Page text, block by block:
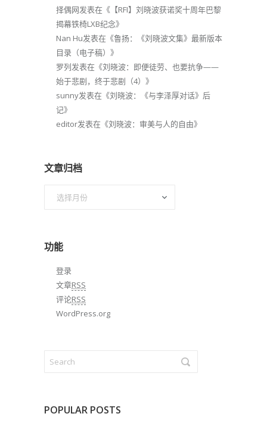
择偶网发表在《 【RFI】刘晓波获诺奖十周年巴黎
揭幕铁椅LXB纪念》
Nan Hu发表在《鲁扬：《刘晓波文集》最新版本
目录（电子稿） 》
罗列发表在《刘晓波：即便徒劳、也要抗争——
始于悲剧，终于悲剧（4） 》
sunny发表在《刘晓波：《与李泽厚对话》后
记》
editor发表在《刘晓波：审美与人的自由》
文章归档
功能
登录
文章RSS
评论RSS
WordPress.org
POPULAR POSTS